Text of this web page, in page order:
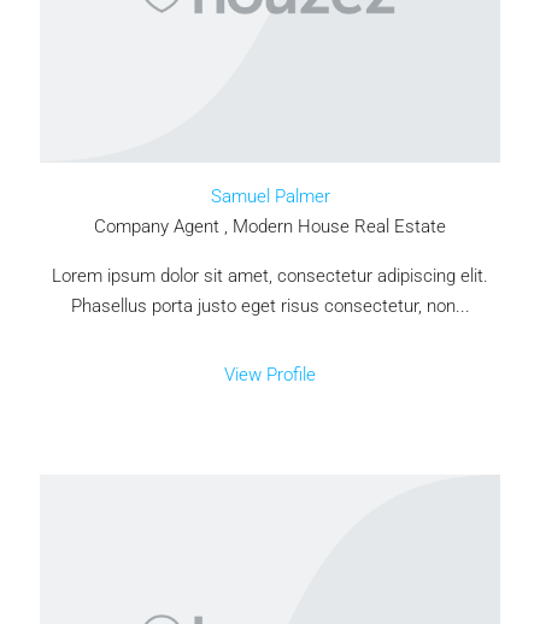
Samuel Palmer
Company Agent , Modern House Real Estate
Lorem ipsum dolor sit amet, consectetur adipiscing elit.
Phasellus porta justo eget risus consectetur, non...
View Profile